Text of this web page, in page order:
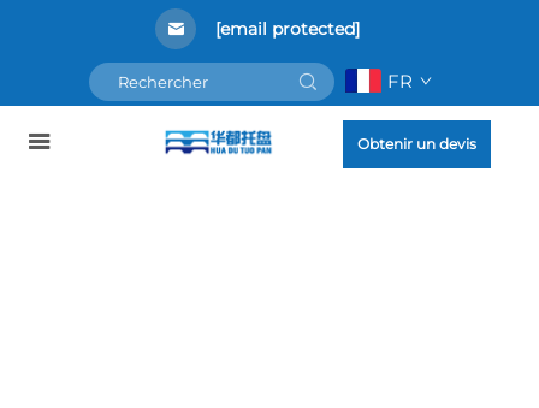
[email protected]
FR
Obtenir un devis